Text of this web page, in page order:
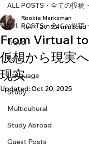
ALL POSTS・全ての投稿
Travel
Food
Language
Study
Multicultural
Study Abroad
Guest Posts
ALL POSTS・全ての投稿
From Virtual
仮想から現実
现实
Rookie Marksman
Nov 1, 2019 4 min read
Updated: Oct 20, 2025